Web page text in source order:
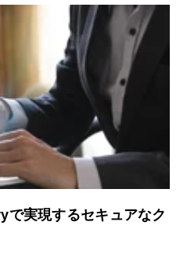
実現するセキュアなク